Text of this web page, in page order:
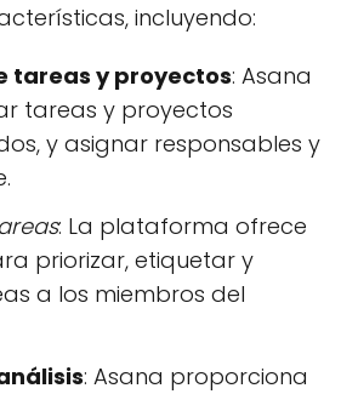
incluyendo:
tareas y proyectos: Asana
tareas y proyectos
y asignar responsables y
: La plataforma ofrece
priorizar, etiquetar y
a los miembros del
: Asana proporciona